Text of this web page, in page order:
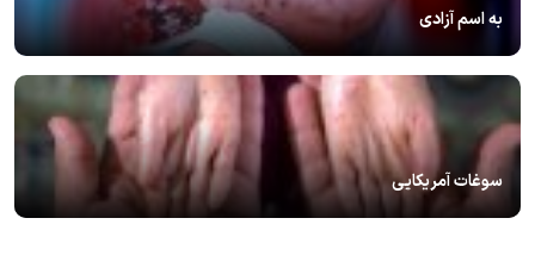
به اسم آزادی
سوغات آمریکایی